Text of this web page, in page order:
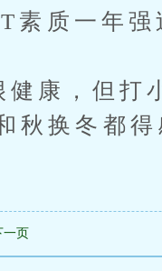
质一年强
，但打
秋换冬都得
一页